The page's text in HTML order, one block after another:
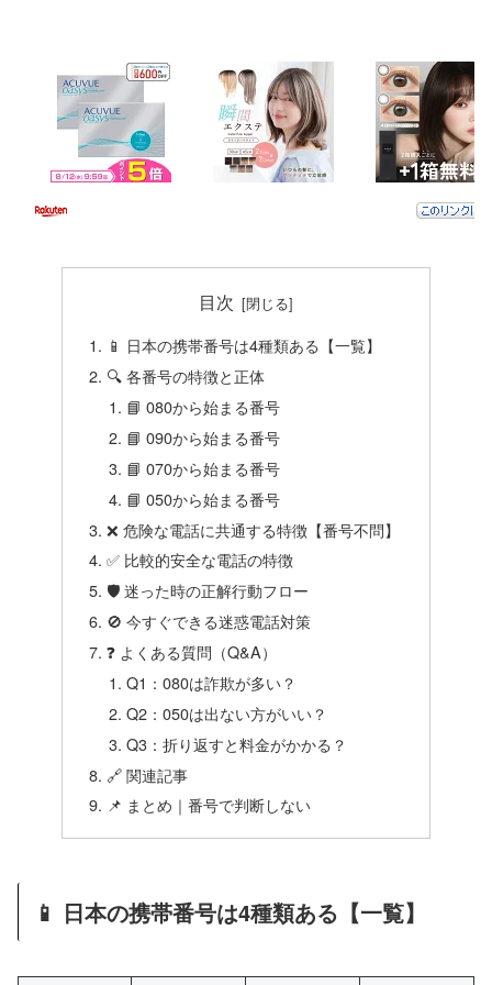
目次
📱 日本の携帯番号は4種類ある【一覧】
🔍 各番号の特徴と正体
📘 080から始まる番号
📘 090から始まる番号
📘 070から始まる番号
📘 050から始まる番号
❌ 危険な電話に共通する特徴【番号不問】
✅ 比較的安全な電話の特徴
🛡️ 迷った時の正解行動フロー
🚫 今すぐできる迷惑電話対策
❓ よくある質問（Q&A）
Q1：080は詐欺が多い？
Q2：050は出ない方がいい？
Q3：折り返すと料金がかかる？
🔗 関連記事
📌 まとめ｜番号で判断しない
📱 日本の携帯番号は4種類ある【一覧】